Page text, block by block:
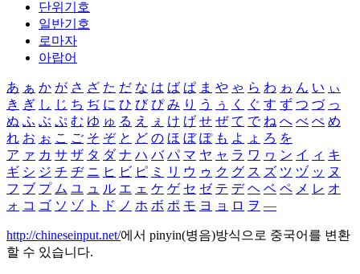
단위기호
일반기호
로마자
아랍어
あ ぁ か が さ ざ た だ な は ば ぱ ま や ゃ ら わ ゎ ん い ぃ
き ぎ し じ ち ぢ に ひ び ぴ み り う ぅ く ぐ す ず つ づ っ
ぬ ふ ぶ ぷ む ゆ ゅ る え ぇ け げ せ ぜ て で ね へ べ ぺ め
れ お ぉ こ ご そ ぞ と ど の ほ ぼ ぽ も よ ょ ろ を
ア ァ カ サ ザ タ ダ ナ ハ バ パ マ ヤ ャ ラ ワ ヮ ン イ ィ キ
ギ シ ジ チ ヂ ニ ヒ ビ ピ ミ リ ウ ゥ ク グ ス ズ ツ ヅ ッ ヌ
フ ブ プ ム ユ ュ ル エ ェ ケ ゲ セ ゼ テ デ ヘ ベ ペ メ レ オ
ォ コ ゴ ソ ゾ ト ド ノ ホ ボ ポ モ ヨ ョ ロ ヲ ―
http://chineseinput.net/에서 pinyin(병음)방식으로 중국어를 변환
할 수 있습니다.